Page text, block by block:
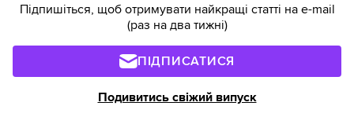
Підпишіться, щоб отримувати найкращі статті на e-mail
(раз на два тижні)
ПІДПИСАТИСЯ
Подивитись свіжий випуск